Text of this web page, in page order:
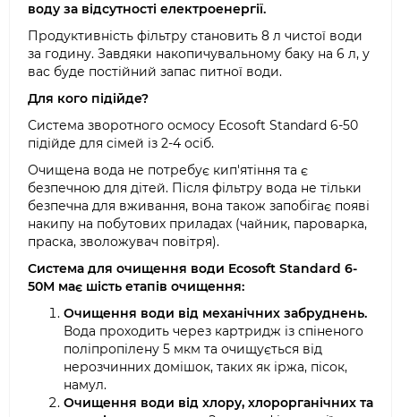
воду за відсутності електроенергії.
Продуктивність фільтру становить 8 л чистої води
за годину. Завдяки накопичувальному баку на 6 л, у
вас буде постійний запас питної води.
Для кого підійде?
Система зворотного осмосу Ecosoft Standard 6-50
підійде для сімей із 2-4 осіб.
Очищена вода не потребує кип'ятіння та є
безпечною для дітей. Після фільтру вода не тільки
безпечна для вживання, вона також запобігає появі
накипу на побутових приладах (чайник, пароварка,
праска, зволожувач повітря).
Система для очищення води Ecosoft Standard 6-
50М має шість етапів очищення:
Очищення води від механічних забруднень.
Вода проходить через картридж із спіненого
поліпропілену 5 мкм та очищується від
нерозчинних домішок, таких як іржа, пісок,
намул.
Очищення води від хлору, хлорорганічних та